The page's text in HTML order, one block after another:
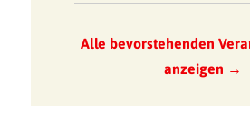
Alle bevorstehenden
anzeigen →